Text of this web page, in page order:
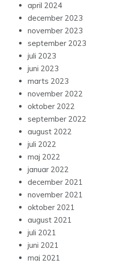
april 2024
december 2023
november 2023
september 2023
juli 2023
juni 2023
marts 2023
november 2022
oktober 2022
september 2022
august 2022
juli 2022
maj 2022
januar 2022
december 2021
november 2021
oktober 2021
august 2021
juli 2021
juni 2021
maj 2021